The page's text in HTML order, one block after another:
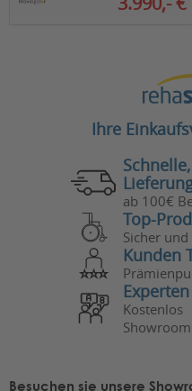
Ihre
ab 100€
Top-
Sicher
Kunden
Showroom
Besuchen sie unsere